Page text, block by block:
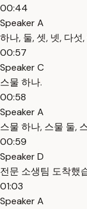
00:44
Speaker A
하나, 둘, 셋, 넷, 다
00:57
Speaker C
스물 하나.
00:58
Speaker A
스물 하나, 스물 둘,
00:59
Speaker D
전문 소생팀 도착했
01:03
Speaker A